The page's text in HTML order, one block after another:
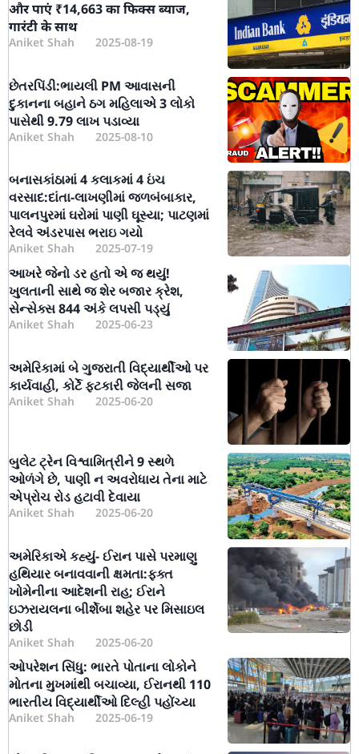
और पाएं ₹14,663 का फिक्स ब्याज,
गारंटी के साथ
Aniket Shah 2025-08-19
છેતરપિંડી:ભાયલી PM આવાસની
દુકાનના બહાને ઠગ મહિલાએ 3 લોકો
પાસેથી 9.79 લાખ પડાવ્યા
Aniket Shah 2025-08-10
બનાસકાંઠામાં 4 કલાકમાં 4 ઇંચ
વરસાદ:દાંતા-લાખણીમાં જળબંબાકાર,
પાલનપુરમાં ઘરોમાં પાણી ઘૂસ્યા; પાટણમાં
રેલવે અંડરપાસ ભરાઇ ગયો
Aniket Shah 2025-07-19
આખરે જેનો ડર હતો એ જ થયું!
ખુલતાની સાથે જ શેર બજાર ક્રેશ,
સેન્સેક્સ 844 અંકે લપસી પડ્યું
Aniket Shah 2025-06-23
અમેરિકામાં બે ગુજરાતી વિદ્યાર્થીઓ પર
કાર્યવાહી, કોર્ટે ફટકારી જેલની સજા
Aniket Shah 2025-06-20
બુલેટ ટ્રેન વિશ્વામિત્રીને 9 સ્થળે
ઓળંગે છે, પાણી ન અવરોધાય તેના માટે
એપ્રોચ રોડ હટાવી દેવાયા
Aniket Shah 2025-06-20
અમેરિકાએ કહ્યું- ઈરાન પાસે પરમાણુ
હથિયાર બનાવવાની ક્ષમતા:ફક્ત
ખોમેનીના આદેશની રાહ; ઈરાને
ઇઝરાયલના બીર્શેબા શહેર પર મિસાઇલ
છોડી
Aniket Shah 2025-06-20
ઓપરેશન સિંધુ: ભારતે પોતાના લોકોને
મોતના મુખમાંથી બચાવ્યા, ઈરાનથી 110
ભારતીય વિદ્યાર્થીઓ દિલ્હી પહોંચ્યા
Aniket Shah 2025-06-19